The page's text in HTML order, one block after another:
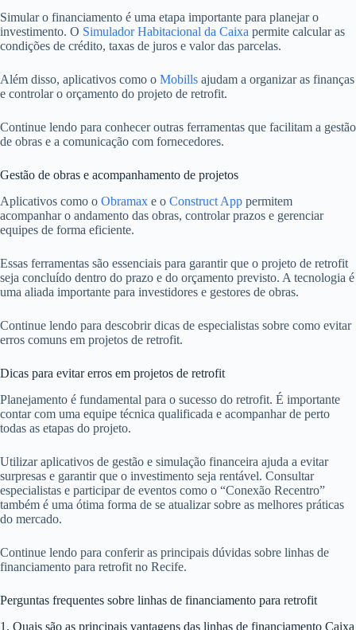
Simular o financiamento é uma etapa importante para planejar o
investimento. O Simulador Habitacional da Caixa permite calcular as
condições de crédito, taxas de juros e valor das parcelas.
Além disso, aplicativos como o Mobills ajudam a organizar as finanças
e controlar o orçamento do projeto de retrofit.
Continue lendo para conhecer outras ferramentas que facilitam a gestão
de obras e a comunicação com fornecedores.
Gestão de obras e acompanhamento de projetos
Aplicativos como o Obramax e o Construct App permitem
acompanhar o andamento das obras, controlar prazos e gerenciar
equipes de forma eficiente.
Essas ferramentas são essenciais para garantir que o projeto de retrofit
seja concluído dentro do prazo e do orçamento previsto. A tecnologia é
uma aliada importante para investidores e gestores de obras.
Continue lendo para descobrir dicas de especialistas sobre como evitar
erros comuns em projetos de retrofit.
Dicas para evitar erros em projetos de retrofit
Planejamento é fundamental para o sucesso do retrofit. É importante
contar com uma equipe técnica qualificada e acompanhar de perto
todas as etapas do projeto.
Utilizar aplicativos de gestão e simulação financeira ajuda a evitar
surpresas e garantir que o investimento seja rentável. Consultar
especialistas e participar de eventos como o “Conexão Recentro”
também é uma ótima forma de se atualizar sobre as melhores práticas
do mercado.
Continue lendo para conferir as principais dúvidas sobre linhas de
financiamento para retrofit no Recife.
Perguntas frequentes sobre linhas de financiamento para retrofit
1. Quais são as principais vantagens das linhas de financiamento Caixa